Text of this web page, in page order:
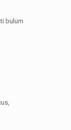
bulum